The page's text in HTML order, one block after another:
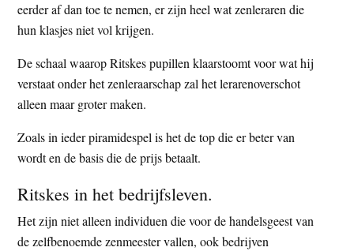
eerder af dan toe te nemen, er zijn heel wat zenleraren die
hun klasjes niet vol krijgen.
De schaal waarop Ritskes pupillen klaarstoomt voor wat hij
verstaat onder het zenleraarschap zal het lerarenoverschot
alleen maar groter maken.
Zoals in ieder piramidespel is het de top die er beter van
wordt en de basis die de prijs betaalt.
Ritskes in het bedrijfsleven.
Het zijn niet alleen individuen die voor de handelsgeest van
de zelfbenoemde zenmeester vallen, ook bedrijven